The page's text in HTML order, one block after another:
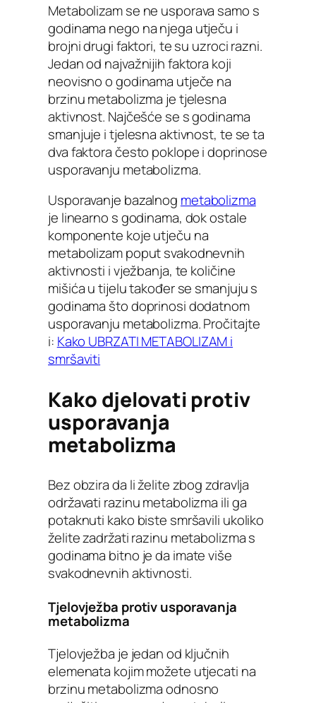
Metabolizam se ne usporava samo s
godinama nego na njega utječu i
brojni drugi faktori, te su uzroci razni.
Jedan od najvažnijih faktora koji
neovisno o godinama utječe na
brzinu metabolizma je tjelesna
aktivnost. Najčešće se s godinama
smanjuje i tjelesna aktivnost, te se ta
dva faktora često poklope i doprinose
usporavanju metabolizma.
Usporavanje bazalnog metabolizma
je linearno s godinama, dok ostale
komponente koje utječu na
metabolizam poput svakodnevnih
aktivnosti i vježbanja, te količine
mišića u tijelu također se smanjuju s
godinama što doprinosi dodatnom
usporavanju metabolizma. Pročitajte
i: Kako UBRZATI METABOLIZAM i
smršaviti
Kako djelovati protiv
usporavanja
metabolizma
Bez obzira da li želite zbog zdravlja
održavati razinu metabolizma ili ga
potaknuti kako biste smršavili ukoliko
želite zadržati razinu metabolizma s
godinama bitno je da imate više
svakodnevnih aktivnosti.
Tjelovježba protiv usporavanja
metabolizma
Tjelovježba je jedan od ključnih
elemenata kojim možete utjecati na
brzinu metabolizma odnosno